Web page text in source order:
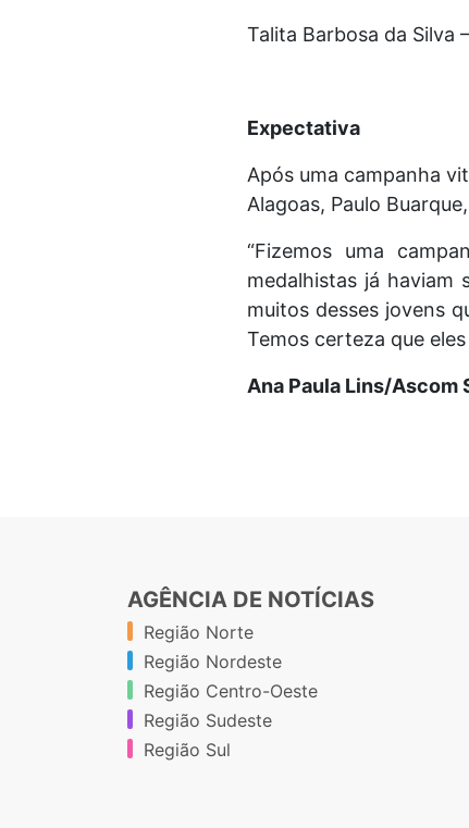
Talita Barbosa da Silva
Expectativa
Após uma campanha
Alagoas, Paulo
“Fizemos uma
medalhistas já haviam
muitos desses jovens
Temos certeza que
Ana Paula Lins/Ascom
AGÊNCIA DE NOTÍCIAS
Região Norte
Região Nordeste
Região Centro-Oeste
Região Sudeste
Região Sul